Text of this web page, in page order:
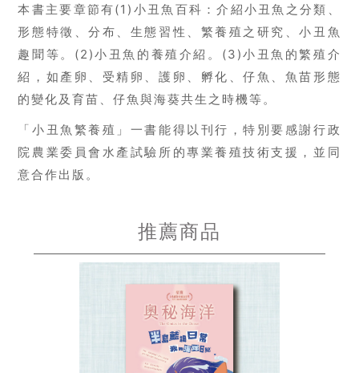
本書主要章節有(1)小丑魚百科：介紹小丑魚之分類、
形態特徵、分布、生態習性、繁養殖之研究、小丑魚
趣聞等。(2)小丑魚的養殖介紹。(3)小丑魚的繁殖介
紹，如產卵、受精卵、護卵、孵化、仔魚、魚苗形態
的變化及育苗、仔魚與海葵共生之時機等。
「小丑魚繁養殖」一書能得以刊行，特別要感謝行政
院農業委員會水產試驗所的專業養殖技術支援，並同
意合作出版。
推薦商品